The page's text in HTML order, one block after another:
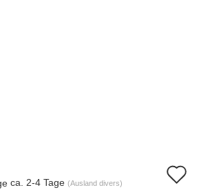
ca. 2-4 Tage (Ausland divers)